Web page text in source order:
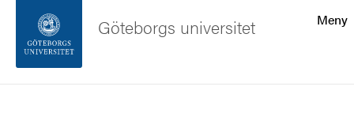
Sidfoten
Meny
Göteborgs universitet